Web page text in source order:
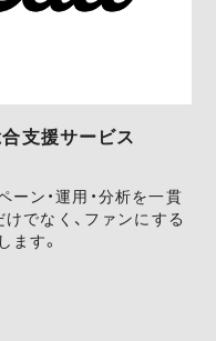
支援サービス
ーン・運用・分析を一貫
でなく、ファンにする
す。